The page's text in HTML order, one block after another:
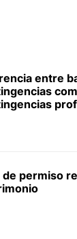
entre
de permiso